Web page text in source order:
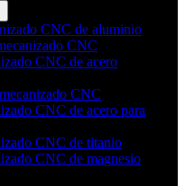
CNC de aluminio
CNC
CNC de acero
CNC
CNC de acero para
CNC de titanio
CNC de magnesio